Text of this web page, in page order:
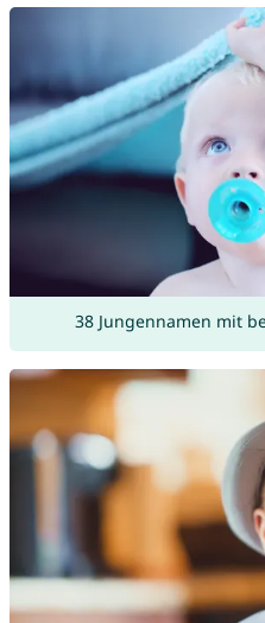
38 Jungennamen mit